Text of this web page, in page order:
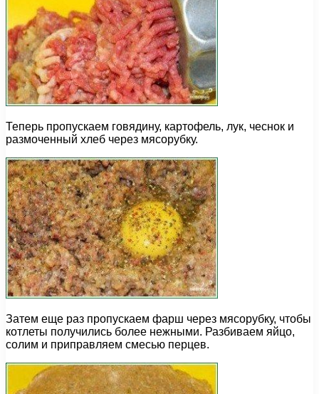
Теперь пропускаем говядину, картофель, лук, чеснок и
размоченный хлеб через мясорубку.
Затем еще раз пропускаем фарш через мясорубку, чтобы
котлеты получились более нежными. Разбиваем яйцо,
солим и приправляем смесью перцев.